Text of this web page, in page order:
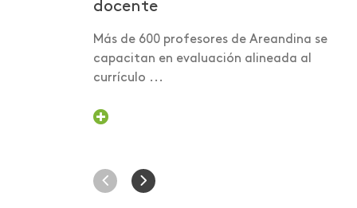
Foro internacional
Foro nacional de
voluntariado
Inducción
docente
Más de 600 profesores de Areandina se
capacitan en evaluación alineada al
currículo ...